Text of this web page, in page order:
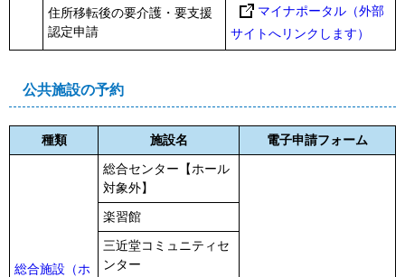
住所移転後の要介護・要支援
認定申請
マイナポータル（外部
サイトへリンクします）
公共施設の予約
種類 施設名 電子申請フォーム
総合施設（ホ
総合センター【ホール
対象外】
楽習館
三近堂コミュニティセ
ンター